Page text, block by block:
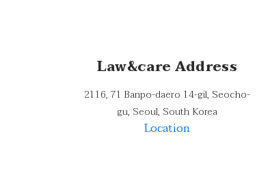
Law&care Address
2116, 71 Banpo-daero 14-gil, Seocho-
gu, Seoul, South Korea
Location